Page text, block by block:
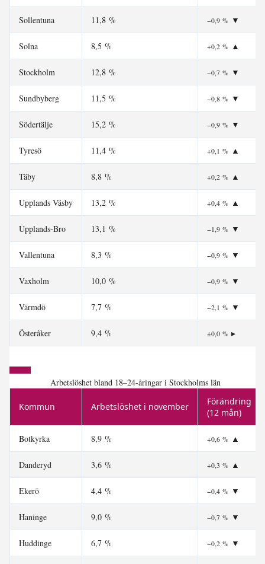
Sollentuna 11,8 % −0,9 % ▼
Solna 8,5 % +0,2 % ▲
Stockholm 12,8 % −0,7 % ▼
Sundbyberg 11,5 % −0,8 % ▼
Södertälje 15,2 % −0,9 % ▼
Tyresö 11,4 % +0,1 % ▲
Täby 8,8 % +0,2 % ▲
Upplands Väsby 13,2 % +0,4 % ▲
Upplands-Bro 13,1 % −1,9 % ▼
Vallentuna 8,3 % −0,9 % ▼
Vaxholm 10,0 % −0,9 % ▼
Värmdö 7,7 % −2,1 % ▼
Österåker 9,4 % ±0,0 % ▸
Arbetslöshet bland 18–24-åringar i Stockholms län
Kommun Arbetslöshet i november
Förändring
(12 mån)
Botkyrka 8,9 % +0,6 % ▲
Danderyd 3,6 % +0,3 % ▲
Ekerö 4,4 % −0,4 % ▼
Haninge 9,0 % −0,7 % ▼
Huddinge 6,7 % −0,2 % ▼